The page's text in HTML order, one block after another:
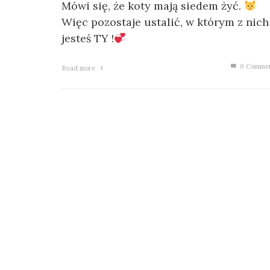
Mówi się, że koty mają siedem żyć.
Więc pozostaje ustalić, w którym z nich
jesteś TY !
Read more 0